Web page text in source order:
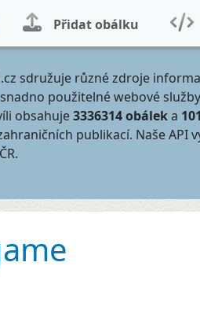
Přidat obálku
sdružuje různé zdroje
použitelné webové
obsahuje3336314 obáleka
publikací. Naše API